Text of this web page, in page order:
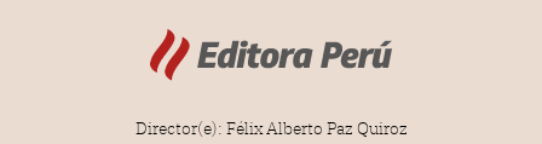
Director(e): Félix Alberto Paz Quiroz